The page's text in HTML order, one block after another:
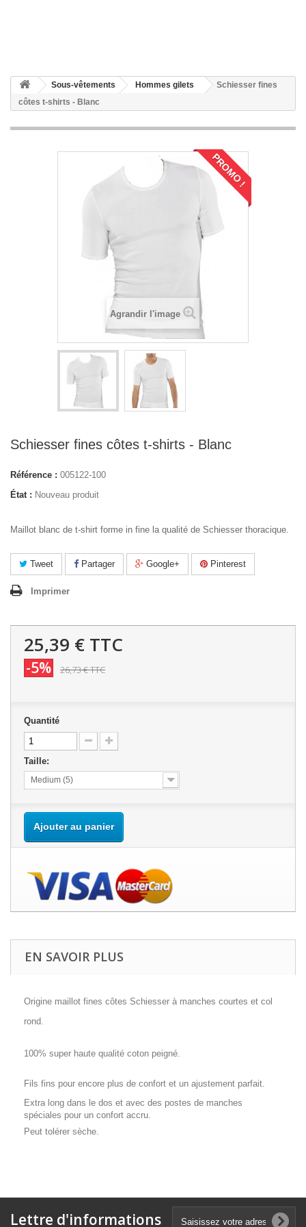
Sous-vêtements Hommes gilets
Schiesser fines
côtes t-shirts - Blanc
PROMO !
Agrandir l'image
Schiesser fines côtes t-shirts - Blanc
Référence : 005122-100
État : Nouveau produit
Maillot blanc de t-shirt forme in fine la qualité de Schiesser thoracique.
Tweet Partager Google+ Pinterest
Imprimer
25,39 € TTC
-5% 26,73 €TTC
Quantité
Taille:
Medium (5)
Ajouter au panier
EN SAVOIR PLUS
Origine maillot fines côtes Schiesser à manches courtes et col
rond.
100% super haute qualité coton peigné.
Fils fins pour encore plus de confort et un ajustement parfait.
Extra long dans le dos et avec des postes de manches
spéciales pour un confort accru.
Peut tolérer sèche.
Lettre d'informations